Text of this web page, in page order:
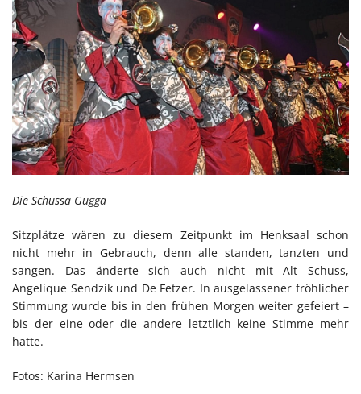
Die Schussa Gugga
Sitzplätze wären zu diesem Zeitpunkt im Henksaal schon
nicht mehr in Gebrauch, denn alle standen, tanzten und
sangen. Das änderte sich auch nicht mit Alt Schuss,
Angelique Sendzik und De Fetzer. In ausgelassener fröhlicher
Stimmung wurde bis in den frühen Morgen weiter gefeiert –
bis der eine oder die andere letztlich keine Stimme mehr
hatte.
Fotos: Karina Hermsen